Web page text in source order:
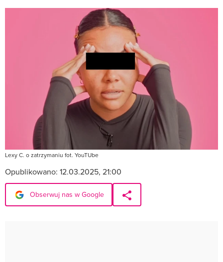
Lexy C. o zatrzymaniu fot. YouTUbe
Opublikowano: 12.03.2025, 21:00
Obserwuj nas w Google